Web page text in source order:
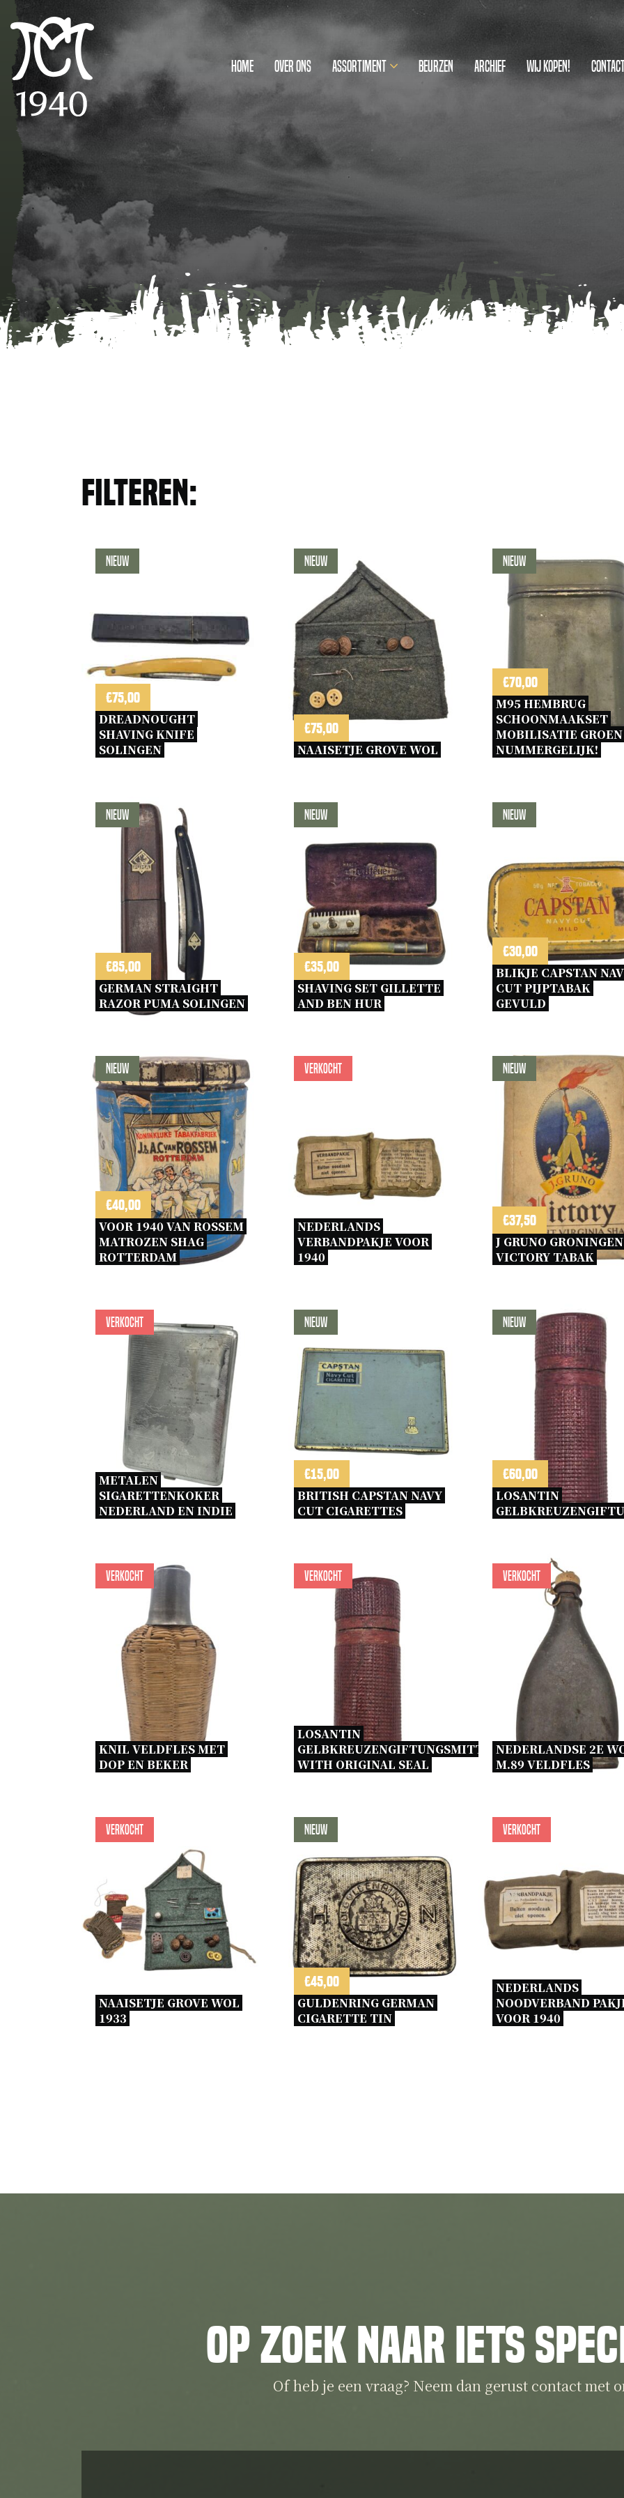
Home Over ons Assortiment Beurzen Archief Wij kopen!
Filteren:
Nieuw
€75,00
DREADNOUGHT
SHAVING KNIFE
SOLINGEN
Nieuw
€75,00
NAAISETJE GROVE WOL
Nieuw
€70,00
M95 HEMBRUG
SCHOONMAAKSET
MOBILISATIE
NUMMERGELIJK!
Nieuw
€85,00
GERMAN STRAIGHT
Nieuw
€35,00
SHAVING SET GILLETTE
AND BEN HUR
Nieuw
€30,00
BLIKJE CAPSTAN
CUT PIJPTABAK
GEVULD
Nieuw
€40,00
VOOR 1940 VAN ROSSEM
MATROZEN SHAG
ROTTERDAM
Verkocht
NEDERLANDS
VERBANDPAKJE VOOR
1940
Nieuw
€37,50
J GRUNO GRONINGEN
VICTORY TABAK
Verkocht
METALEN
SIGARETTENKOKER
NEDERLAND EN INDIE
Nieuw
€15,00
BRITISH CAPSTAN NAVY
CUT CIGARETTES
Nieuw
€60,00
LOSANTIN
Verkocht
KNIL VELDFLES MET
DOP EN BEKER
Verkocht
LOSANTIN
GELBKREUZENGIFTUNGSMITTEL
WITH ORIGINAL SEAL
Verkocht
NEDERLANDSE 2E
M.89 VELDFLES
Verkocht
NAAISETJE GROVE WOL
1933
Nieuw
€45,00
GULDENRING GERMAN
CIGARETTE TIN
Verkocht
NEDERLANDS
NOODVERBAND
VOOR 1940
Op zoek naar iets
Of heb je een vraag? Neem dan gerust contact met